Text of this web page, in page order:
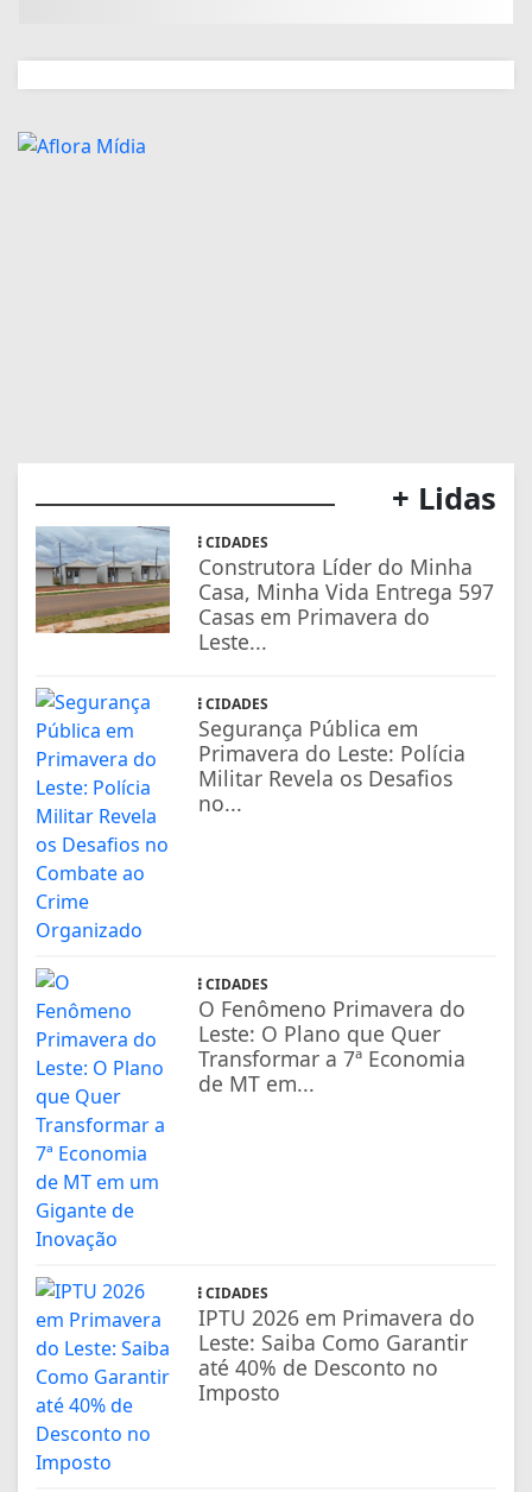
+ Lidas
CIDADES
Construtora Líder do Minha
Casa, Minha Vida Entrega 597
Casas em Primavera do
Leste...
CIDADES
Segurança Pública em
Primavera do Leste: Polícia
Militar Revela os Desafios
no...
CIDADES
O Fenômeno Primavera do
Leste: O Plano que Quer
Transformar a 7ª Economia
de MT em...
CIDADES
IPTU 2026 em Primavera do
Leste: Saiba Como Garantir
até 40% de Desconto no
Imposto